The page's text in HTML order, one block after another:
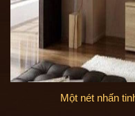
Một nét nhấn